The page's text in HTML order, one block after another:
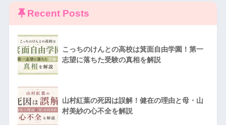
Recent Posts
こっちのけんとの高校は箕面自由学園！第一
志望に落ちた受験の真相を解説
山村紅葉の死因は誤解！健在の理由と母・山
村美紗の心不全を解説